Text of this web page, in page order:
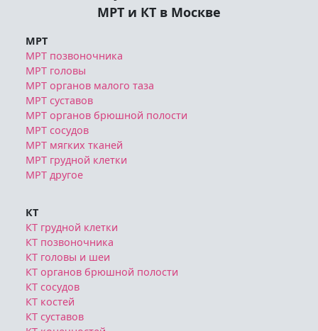
МРТ головы
МРТ органов малого таза
МРТ суставов
МРТ органов брюшной полости
МРТ сосудов
МРТ мягких тканей
МРТ грудной клетки
МРТ другое
КТ
КТ позвоночника
КТ головы и шеи
КТ органов брюшной полости
КТ сосудов
КТ костей
КТ суставов
КТ конечностей